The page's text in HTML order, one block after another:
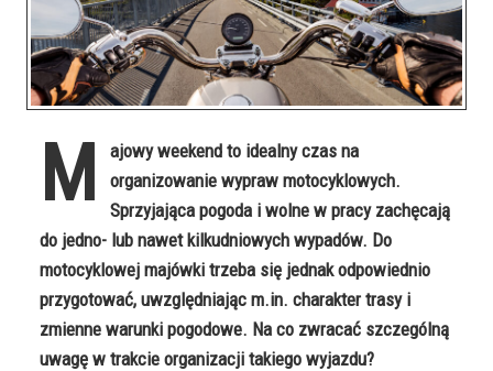
M
ajowy weekend to idealny czas na
organizowanie wypraw motocyklowych.
Sprzyjająca pogoda i wolne w pracy zachęcają
do jedno- lub nawet kilkudniowych wypadów. Do
motocyklowej majówki trzeba się jednak odpowiednio
przygotować, uwzględniając m.in. charakter trasy i
zmienne warunki pogodowe. Na co zwracać szczególną
uwagę w trakcie organizacji takiego wyjazdu?